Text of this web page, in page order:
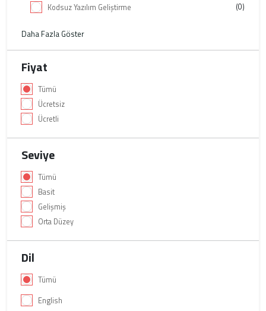
Kodsuz Yazılım Geliştirme
(0)
Daha Fazla Göster
Fiyat
Tümü
Ücretsiz
Ücretli
Seviye
Tümü
Basit
Gelişmiş
Orta Düzey
Dil
Tümü
English